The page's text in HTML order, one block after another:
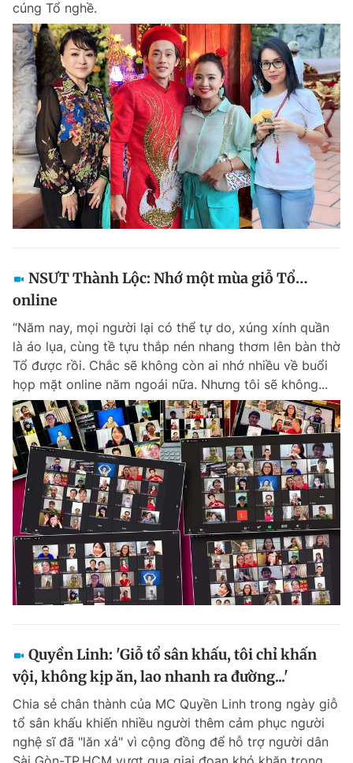
cúng Tổ nghề.
NSƯT Thành Lộc: Nhớ một mùa giỗ Tổ…
online
“Năm nay, mọi người lại có thể tự do, xúng xính quần
là áo lụa, cùng tề tựu thắp nén nhang thơm lên bàn thờ
Tổ được rồi. Chắc sẽ không còn ai nhớ nhiều về buổi
họp mặt online năm ngoái nữa. Nhưng tôi sẽ không...
Quyền Linh: 'Giỗ tổ sân khấu, tôi chỉ khấn
vội, không kịp ăn, lao nhanh ra đường...'
Chia sẻ chân thành của MC Quyền Linh trong ngày giỗ
tổ sân khấu khiến nhiều người thêm cảm phục người
nghệ sĩ đã "lăn xả" vì cộng đồng để hỗ trợ người dân